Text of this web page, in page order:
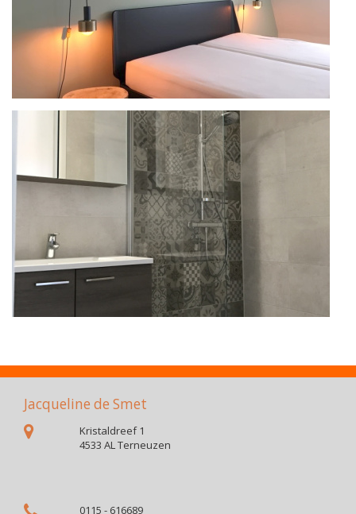
Jacqueline de Smet
Kristaldreef 1
4533 AL Terneuzen
0115 - 616689